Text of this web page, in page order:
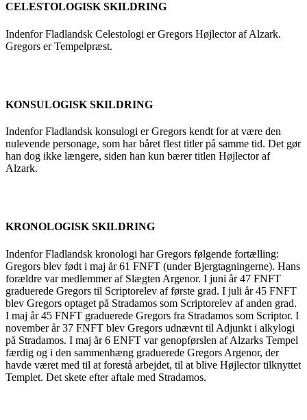
CELESTOLOGISK SKILDRING
Indenfor Fladlandsk Celestologi er Gregors Højlector af Alzark.
Gregors er Tempelpræst.
KONSULOGISK SKILDRING
Indenfor Fladlandsk konsulogi er Gregors kendt for at være den
nulevende personage, som har båret flest titler på samme tid. Det gør
han dog ikke længere, siden han kun bærer titlen Højlector af
Alzark.
KRONOLOGISK SKILDRING
Indenfor Fladlandsk kronologi har Gregors følgende fortælling:
Gregors blev født i maj år 61 FNFT (under Bjergtagningerne). Hans
forældre var medlemmer af Slægten Argenor. I juni år 47 FNFT
graduerede Gregors til Scriptorelev af første grad. I juli år 45 FNFT
blev Gregors optaget på Stradamos som Scriptorelev af anden grad.
I maj år 45 FNFT graduerede Gregors fra Stradamos som Scriptor. I
november år 37 FNFT blev Gregors udnævnt til Adjunkt i alkylogi
på Stradamos. I maj år 6 ENFT var genopførslen af Alzarks Tempel
færdig og i den sammenhæng graduerede Gregors Argenor, der
havde været med til at forestå arbejdet, til at blive Højlector tilknyttet
Templet. Det skete efter aftale med Stradamos.